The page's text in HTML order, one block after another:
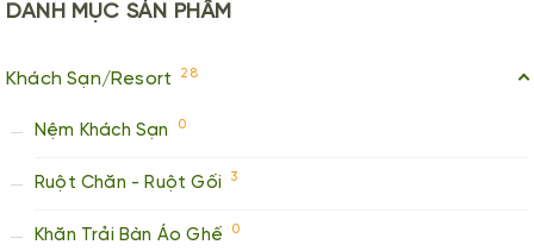
DANH MỤC SẢN PHẨM
Khách Sạn/Resort 28
Nệm Khách Sạn 0
Ruột Chăn - Ruột Gối 3
Khăn Trải Bàn Áo Ghế 0